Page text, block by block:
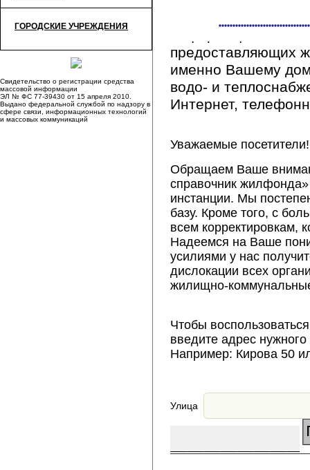
ГОРОДСКИЕ УЧРЕЖДЕНИЯ
Свидетельство о регистрации средства
массовой информации
ЭЛ № ФС 77-39430 от 15 апреля 2010.
Выдано федеральной службой по надзору в
сфере связи, информационных технологий
и массовых коммуникаций
предоставляющих
именно Вашему
водо- и
Интернет,
Уважаемые посетители!
Обращаем Ваше
справочник
инстанции. Мы
базу. Кроме того, с
всем корректировкам,
Надеемся на Ваше
усилиями у нас
дислокации всех
жилищно-
Чтобы
введите адрес
Например: Кирова 50
Улица